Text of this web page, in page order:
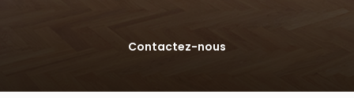
Contactez-nous